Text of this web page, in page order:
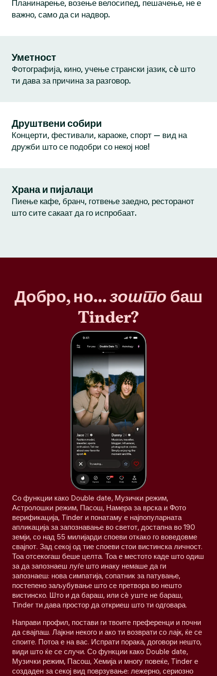
Планинарење, возење велосипед, пешачење, не е
важно, само да си надвор.
Уметност
Фотографија, кино, учење странски јазик, сè што
ти дава за причина за разговор.
Друштвени собири
Концерти, фестивали, караоке, спорт — вид на
дружби што се подобри со некој нов!
Храна и пијалаци
Пиење кафе, бранч, готвење заедно, ресторанот
што сите сакаат да го испробаат.
Добро, но…зошто баш
Tinder?
Со функции како Double date, Музички режим,
Астролошки режим, Пасош, Намера за врска и Фото
верификација, Tinder и понатаму е најпопуларната
апликација за запознавање во светот, достапна во 190
земји, со над 55 милијарди споеви откако го воведовме
свајпот. Зад секој од тие споеви стои вистинска личност.
Тоа отсекогаш беше целта. Тоа е местото каде што одиш
за да запознаеш луѓе што инаку немаше да ги
запознаеш: нова симпатија, сопатник за патување,
постепено заљубување што се претвора во нешто
вистинско. Што и да бараш, или сè уште не бараш,
Tinder ти дава простор да откриеш што ти одговара.
Направи профил, постави ги твоите преференци и почни
да свајпаш. Лајкни некого и ако ти возврати со лајк, ќе се
споите. Потоа е на вас. Испрати порака, договори нешто,
види што ќе се случи. Со функции како Double date,
Музички режим, Пасош, Хемија и многу повеќе, Tinder е
создаден за секој вид поврзување: лежерно, сериозно